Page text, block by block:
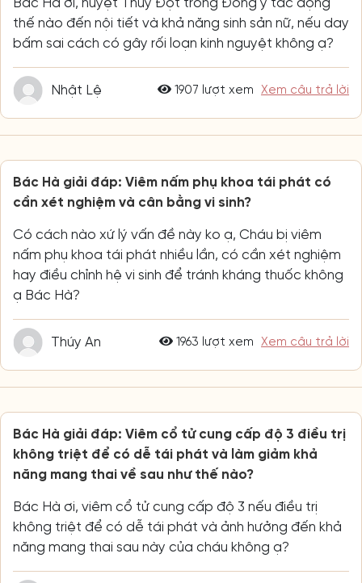
Bác Hà ơi, huyệt Thủy Đột trong Đông y tác động
thế nào đến nội tiết và khả năng sinh sản nữ, nếu day
bấm sai cách có gây rối loạn kinh nguyệt không ạ?
Nhật Lệ 1907 lượt xem Xem câu trả lời
Bác Hà giải đáp: Viêm nấm phụ khoa tái phát có
cần xét nghiệm và cân bằng vi sinh?
Có cách nào xứ lý vấn đề này ko ạ, Cháu bị viêm
nấm phụ khoa tái phát nhiều lần, có cần xét nghiệm
hay điều chỉnh hệ vi sinh để tránh kháng thuốc không
ạ Bác Hà?
Thúy An 1963 lượt xem Xem câu trả lời
Bác Hà giải đáp: Viêm cổ tử cung cấp độ 3 điều trị
không triệt để có dễ tái phát và làm giảm khả
năng mang thai về sau như thế nào?
Bác Hà ơi, viêm cổ tử cung cấp độ 3 nếu điều trị
không triệt để có dễ tái phát và ảnh hưởng đến khả
năng mang thai sau này của cháu không ạ?